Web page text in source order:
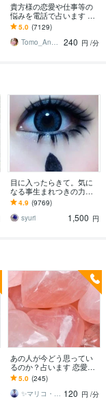
貴方様の恋愛や仕事等の
悩みを電話で占います タ
ロットカード、オラクル
カード、ルノルマンカー
ドを使用します
5.0 (7129)
Tomo_Angel7
240 円 /分
目に入ったらきて。気に
なる事生まれつきの力で
視ます 視ましょう恋愛や
仕事などこの先など
4.9 (9769)
syuri
1,500 円
あの人が今どう思ってい
るのか？占います 恋愛♥️
仕事❇️人間関係✨何でも占
います
5.0 (245)
✨マリコ・スピリチュアル✨ 120 円 /分